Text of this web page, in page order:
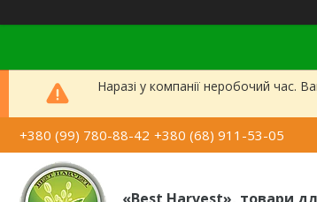
Наразі у компанії неробочий час.
+380 (99) 780-88-42 +380 (68) 911-53-05
«Best Harvest», товари